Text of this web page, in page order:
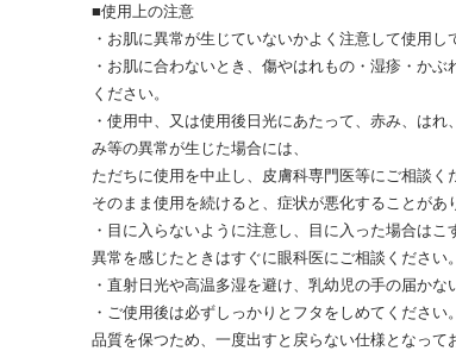
■使用上の注意
・お肌に異常が生じていないかよく注意して使用し
・お肌に合わないとき、傷やはれもの・湿疹・か
ください。
・使用中、又は使用後日光にあたって、赤み、は
み等の異常が生じた場合には、
ただちに使用を中止し、皮膚科専門医等にご相談く
そのまま使用を続けると、症状が悪化することがあ
・目に入らないように注意し、目に入った場合はこ
異常を感じたときはすぐに眼科医にご相談ください。
・直射日光や高温多湿を避け、乳幼児の手の届かな
・ご使用後は必ずしっかりとフタをしめてください。
品質を保つため、一度出すと戻らない仕様となって